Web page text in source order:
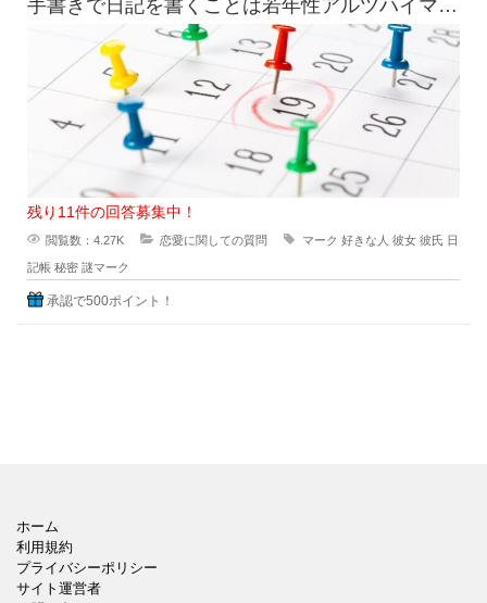
手書きで日記を書くことは若年性アルツハイマー
にも効果はすこしくらいは貢献
残り11件の回答募集中！
閲覧数：4.27K 恋愛に関しての質問 マーク 好きな人 彼女 彼氏 日
記帳 秘密 謎マーク
承認で500ポイント！
ホーム
利用規約
プライバシーポリシー
サイト運営者